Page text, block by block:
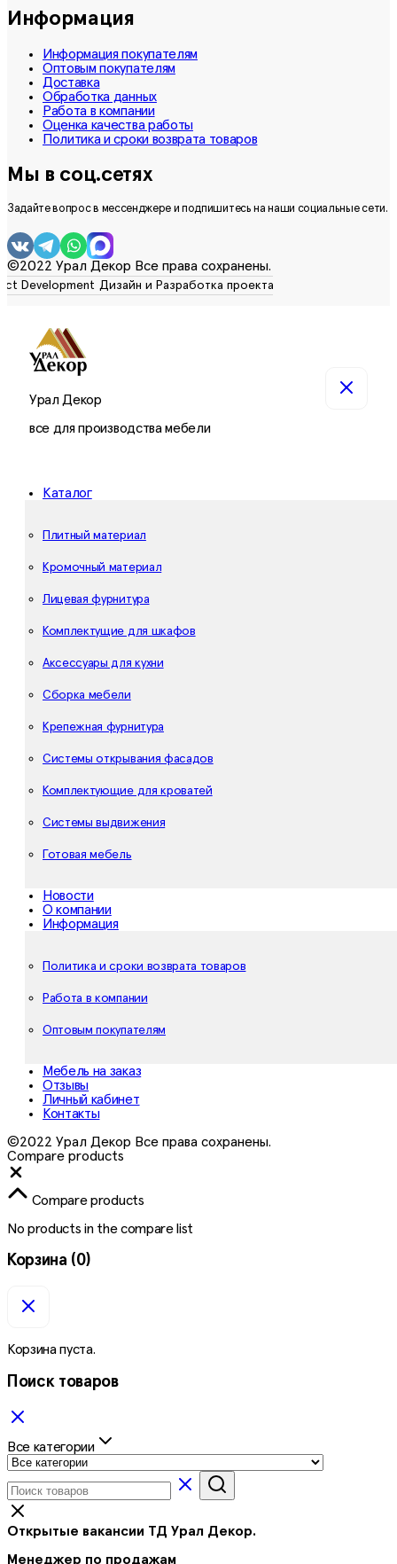
Информация
Информация покупателям
Оптовым покупателям
Доставка
Обработка данных
Работа в компании
Оценка качества работы
Политика и сроки возврата товаров
Мы в соц.сетях
Задайте вопрос в мессенджере и подпишитесь на наши социальные сети.
©2022 Урал Декор Все права сохранены.
Урал Декор
все для производства мебели
Каталог
Плитный материал
Кромочный материал
Лицевая фурнитура
Комплектущие для шкафов
Аксессуары для кухни
Сборка мебели
Крепежная фурнитура
Системы открывания фасадов
Комплектующие для кроватей
Системы выдвижения
Готовая мебель
Новости
О компании
Информация
Политика и сроки возврата товаров
Работа в компании
Оптовым покупателям
Мебель на заказ
Отзывы
Личный кабинет
Контакты
©2022 Урал Декор Все права сохранены.
Compare products
Compare products
No products in the compare list
Корзина (0)
Корзина пуста.
Поиск товаров
Все категории
Открытые вакансии ТД Урал Декор.
Менеджер по продажам